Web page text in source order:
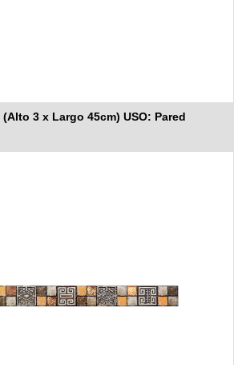
(Alto 3 x Largo 45cm) USO: Pared